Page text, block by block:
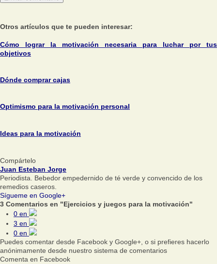
Otros artículos que te pueden interesar:
Cómo lograr la motivación necesaria para luchar por tus
objetivos
Dónde comprar cajas
Optimismo para la motivación personal
Ideas para la motivación
Compártelo
Juan Esteban Jorge
Periodista. Bebedor empedernido de té verde y convencido de los
remedios caseros.
Sígueme en Google+
3 Comentarios en "Ejercicios y juegos para la motivación"
0 en
3 en
0 en
Puedes comentar desde Facebook y Google+, o si prefieres hacerlo
anónimamente desde nuestro sistema de comentarios
Comenta en Facebook